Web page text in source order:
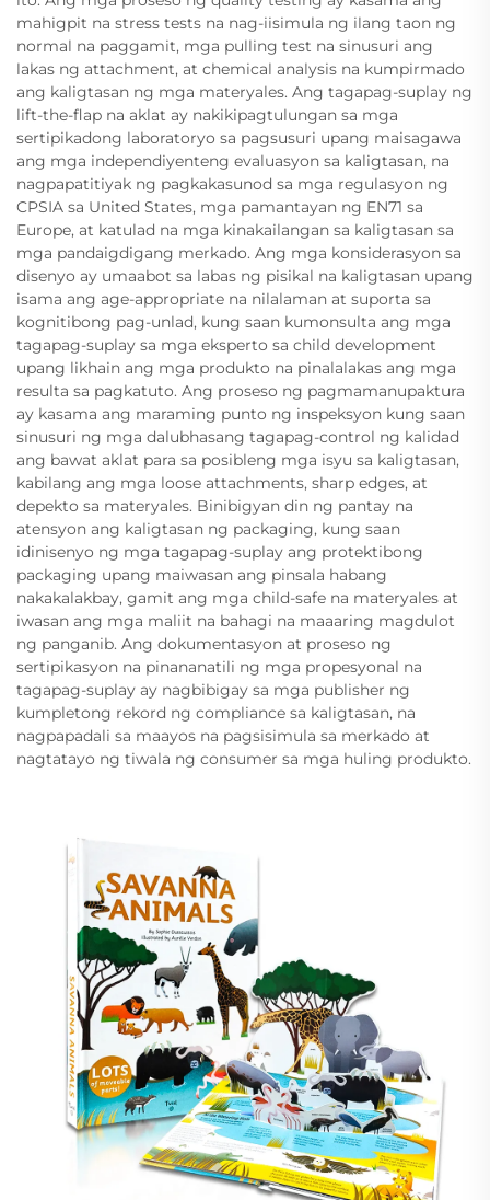
mahigpit na stress tests na nag-iisimula ng ilang taon ng
normal na paggamit, mga pulling test na sinusuri ang
lakas ng attachment, at chemical analysis na kumpirmado
ang kaligtasan ng mga materyales. Ang tagapag-suplay ng
lift-the-flap na aklat ay nakikipagtulungan sa mga
sertipikadong laboratoryo sa pagsusuri upang maisagawa
ang mga independiyenteng evaluasyon sa kaligtasan, na
nagpapatitiyak ng pagkakasunod sa mga regulasyon ng
CPSIA sa United States, mga pamantayan ng EN71 sa
Europe, at katulad na mga kinakailangan sa kaligtasan sa
mga pandaigdigang merkado. Ang mga konsiderasyon sa
disenyo ay umaabot sa labas ng pisikal na kaligtasan upang
isama ang age-appropriate na nilalaman at suporta sa
kognitibong pag-unlad, kung saan kumonsulta ang mga
tagapag-suplay sa mga eksperto sa child development
upang likhain ang mga produkto na pinalalakas ang mga
resulta sa pagkatuto. Ang proseso ng pagmamanupaktura
ay kasama ang maraming punto ng inspeksyon kung saan
sinusuri ng mga dalubhasang tagapag-control ng kalidad
ang bawat aklat para sa posibleng mga isyu sa kaligtasan,
kabilang ang mga loose attachments, sharp edges, at
depekto sa materyales. Binibigyan din ng pantay na
atensyon ang kaligtasan ng packaging, kung saan
idinisenyo ng mga tagapag-suplay ang protektibong
packaging upang maiwasan ang pinsala habang
nakakalakbay, gamit ang mga child-safe na materyales at
iwasan ang mga maliit na bahagi na maaaring magdulot
ng panganib. Ang dokumentasyon at proseso ng
sertipikasyon na pinananatili ng mga propesyonal na
tagapag-suplay ay nagbibigay sa mga publisher ng
kumpletong rekord ng compliance sa kaligtasan, na
nagpapadali sa maayos na pagsisimula sa merkado at
nagtatayo ng tiwala ng consumer sa mga huling produkto.